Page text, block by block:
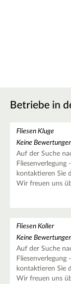
Betriebe in
Fliesen Kluge
Keine
Auf der Suche
kontaktieren Sie
Wir freuen uns
Fliesen Koller
Keine
Auf der Suche
kontaktieren Sie
Wir freuen uns